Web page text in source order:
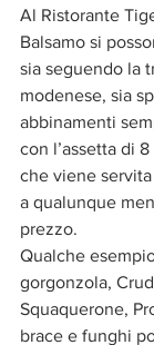
Al Ristorante
Balsamo si
sia seguendo la
modenese, sia
abbinamenti
con l’assetta di
che viene
a qualunque
prezzo.
Qualche
gorgonzola,
Squaquerone,
brace e funghi